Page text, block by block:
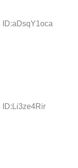
ID:aDsqY1oca
ID:Li3ze4Rir